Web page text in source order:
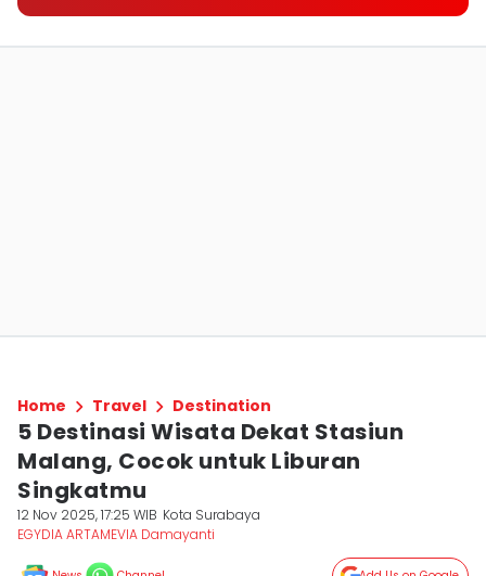
Home Travel Destination
5 Destinasi Wisata Dekat Stasiun
Malang, Cocok untuk Liburan
Singkatmu
12 Nov 2025, 17:25 WIB Kota Surabaya
EGYDIA ARTAMEVIA Damayanti